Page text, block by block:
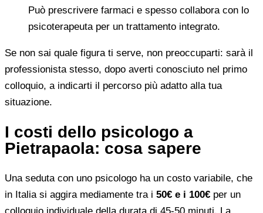
Può prescrivere farmaci e spesso collabora con lo
psicoterapeuta per un trattamento integrato.
Se non sai quale figura ti serve, non preoccuparti: sarà il
professionista stesso, dopo averti conosciuto nel primo
colloquio, a indicarti il percorso più adatto alla tua
situazione.
I costi dello psicologo a
Pietrapaola: cosa sapere
Una seduta con uno psicologo ha un costo variabile, che
in Italia si aggira mediamente tra i 50€ e i 100€ per un